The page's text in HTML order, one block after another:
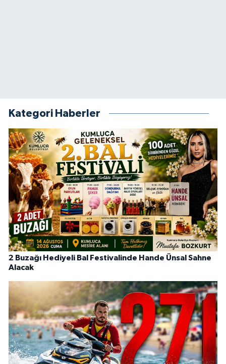
Kategori Haberler
2 Buzağı Hediyeli Bal Festivalinde Hande Ünsal Sahne
Alacak